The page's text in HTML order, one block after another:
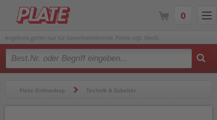
Angebote gelten nur für Gewerbetreibende. Preise zzgl. MwSt.
Type 2 or more characters for results.
Plate Onlineshop Technik & Zubehör
0